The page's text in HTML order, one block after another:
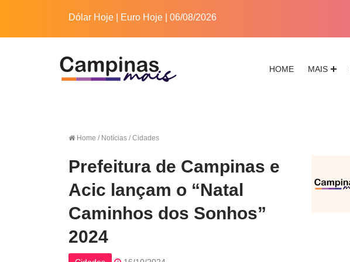
Dólar Hoje Euro Hoje | 06/08/2026
HOME MAIS
Home / Notícias / Cidades
Prefeitura de Campinas e
Acic lançam o “Natal
Caminhos dos Sonhos”
2024